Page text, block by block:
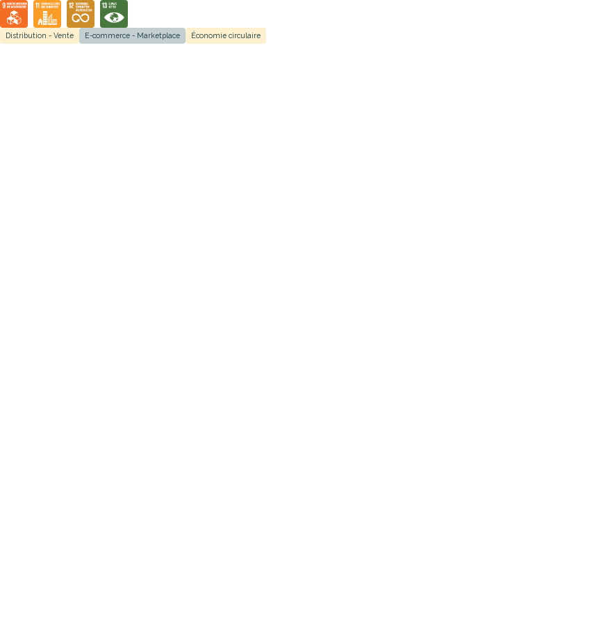
Distribution - Vente E-commerce - Marketplace Économie circulaire